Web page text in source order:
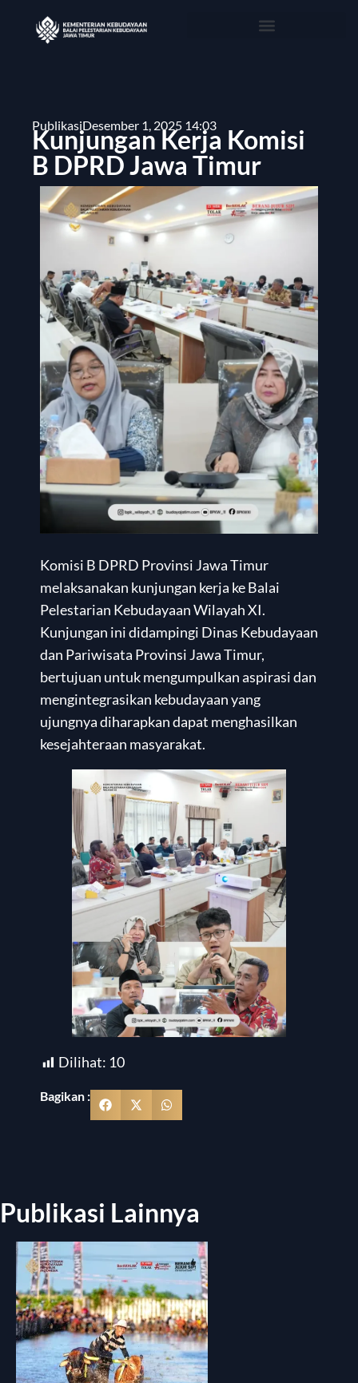
PublikasiDesember 1, 2025 14:03
Kunjungan Kerja Komisi
B DPRD Jawa Timur
Komisi B DPRD Provinsi Jawa Timur
melaksanakan kunjungan kerja ke Balai
Pelestarian Kebudayaan Wilayah XI.
Kunjungan ini didampingi Dinas Kebudayaan
dan Pariwisata Provinsi Jawa Timur,
bertujuan untuk mengumpulkan aspirasi dan
mengintegrasikan kebudayaan yang
ujungnya diharapkan dapat menghasilkan
kesejahteraan masyarakat.
Dilihat: 10
Bagikan :
Publikasi Lainnya